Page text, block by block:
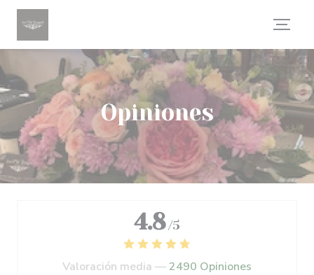
Personalización de sus opciones de cookies
Opiniones
4.8 /5
Valoración media —2490 Opiniones